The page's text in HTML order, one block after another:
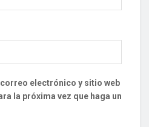
electrónico y sitio web
la próxima vez que haga un